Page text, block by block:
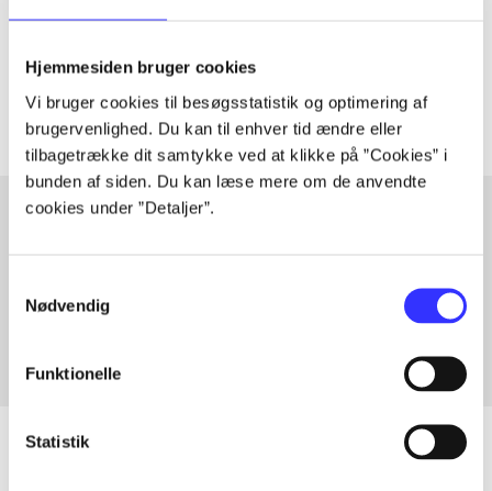
Hjemmesiden bruger cookies
Vi bruger cookies til besøgsstatistik og optimering af
brugervenlighed. Du kan til enhver tid ændre eller
tilbagetrække dit samtykke ved at klikke på ”Cookies” i
bunden af siden. Du kan læse mere om de anvendte
cookies under ”Detaljer”.
Nødvendig
Funktionelle
Statistik
Artiklerne i handler ofte om
Fra